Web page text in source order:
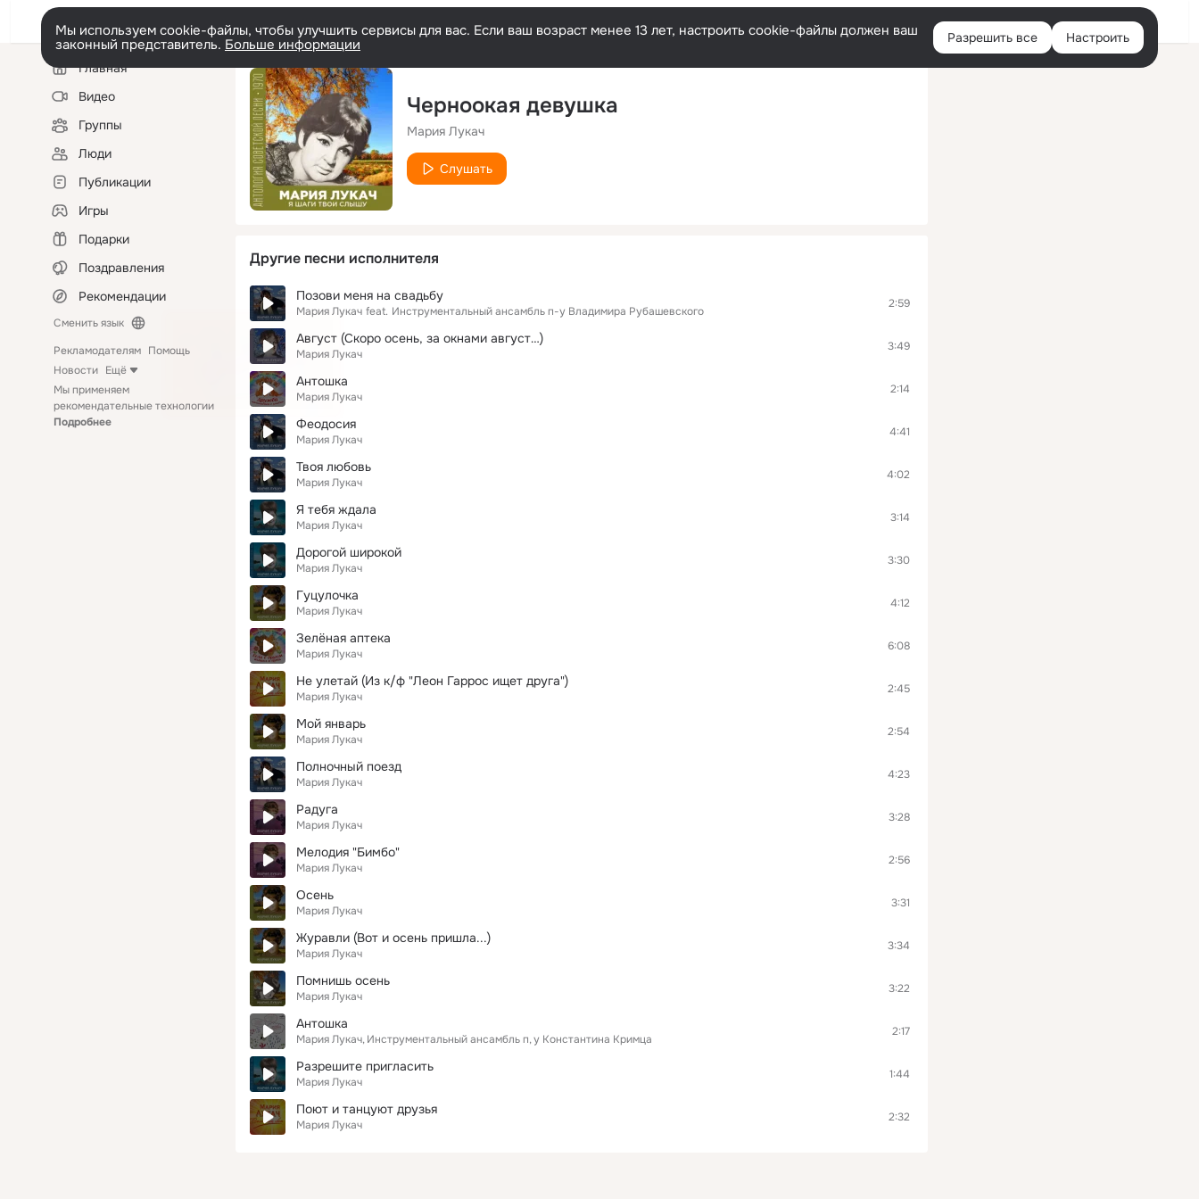
Войти
Мы используем cookie-файлы, чтобы улучшить сервисы для вас. Если ваш возраст менее 13 лет, настроить cookie-файлы должен ваш
законный представитель. Больше информации Разрешить все Настроить
Левая
колонкаГлавная
Видео
Группы
Люди
Публикации
Игры
Подарки
Поздравления
Рекомендации
Сменить язык
Рекламодателям Помощь
Новости Ещё
Мы применяем
рекомендательные технологии
Подробнее
Черноокая девушка
Мария Лукач
Слушать
Другие песни исполнителя
Позови меня на свадьбу
Мария Лукач feat. Инструментальный ансамбль п-у Владимира Рубашевского
2:59
Август (Скоро осень, за окнами август…)
Мария Лукач
3:49
Антошка
Мария Лукач
2:14
Феодосия
Мария Лукач
4:41
Твоя любовь
Мария Лукач
4:02
Я тебя ждала
Мария Лукач
3:14
Дорогой широкой
Мария Лукач
3:30
Гуцулочка
Мария Лукач
4:12
Зелёная аптека
Мария Лукач
6:08
Не улетай (Из к/ф "Леон Гаррос ищет друга")
Мария Лукач
2:45
Мой январь
Мария Лукач
2:54
Полночный поезд
Мария Лукач
4:23
Радуга
Мария Лукач
3:28
Мелодия "Бимбо"
Мария Лукач
2:56
Осень
Мария Лукач
3:31
Журавли (Вот и осень пришла...)
Мария Лукач
3:34
Помнишь осень
Мария Лукач
3:22
Антошка
Мария Лукач Инструментальный ансамбль п у Константина Кримца
2:17
Разрешите пригласить
Мария Лукач
1:44
Поют и танцуют друзья
Мария Лукач
2:32